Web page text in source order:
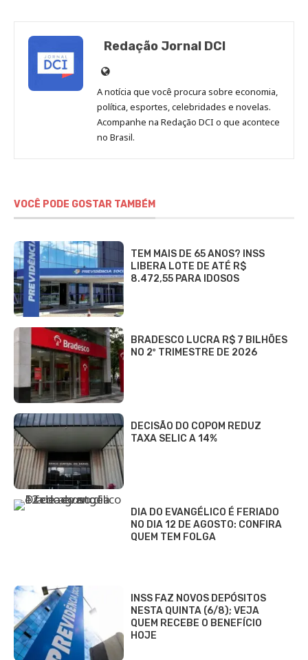
Redação Jornal DCI
Site
de
Redação
Jornal
DCI
A notícia que você procura sobre economia,
política, esportes, celebridades e novelas.
Acompanhe na Redação DCI o que acontece
no Brasil.
VOCÊ PODE GOSTAR TAMBÉM
TEM MAIS DE 65 ANOS? INSS
LIBERA LOTE DE ATÉ R$
8.472,55 PARA IDOSOS
BRADESCO LUCRA R$ 7 BILHÕES
NO 2º TRIMESTRE DE 2026
DECISÃO DO COPOM REDUZ
TAXA SELIC A 14%
DIA DO EVANGÉLICO É FERIADO
NO DIA 12 DE AGOSTO: CONFIRA
QUEM TEM FOLGA
INSS FAZ NOVOS DEPÓSITOS
NESTA QUINTA (6/8); VEJA
QUEM RECEBE O BENEFÍCIO
HOJE